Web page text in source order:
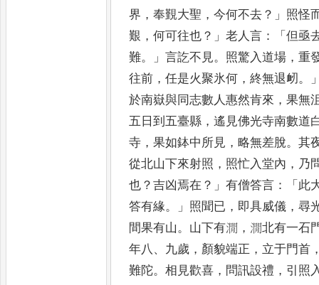
界 ，奉覲大聖 ，今何不去 ？」 照怪
艱 ，何可往也 ？」老人言 ：「但亟
難。」言訖不見。 照驚入道場 ，重
往前 ，任是火聚氷何 ，終無退衂 。
於南嶽與同志數人惠然肯來 ，果無
五日到五臺縣 ，遙見佛光寺南數道
寺 ，果如鉢中所見 ， 略無差脫。其
從北山下來射照 ， 照忙入堂內 ， 乃
也 ？吉凶焉在 ？」有僧答言 ：「 此
答有緣。」 照聞已 ， 即具威儀 ，尋
間果有山。 山下有㵎 ， 㵎北有一石
年八 、 九歲 ， 顏貌端正 ， 立于門首
難陀。相見歡喜 ， 問訊設禮 ， 引照